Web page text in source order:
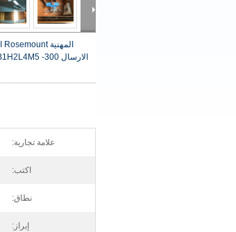
الارسال 3051CD4A02A1AB1H2L4M5 -300 إلى 300PSI
علامة تجارية:
اكتب:
نطاق:
إبراز: